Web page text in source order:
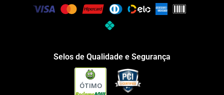
Selos de Qualidade e Segurança
ÓTIMO